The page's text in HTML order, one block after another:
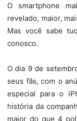
O smartphone
revelado, maior,
Mas você sabe
conosco.
O dia 9 de
seus fãs, com o
especial para o
história da
maior do que 4